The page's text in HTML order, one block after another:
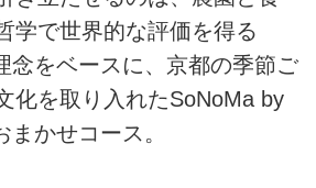
学で世界的な評価を得る
念をベースに、京都の季節ご
化を取り入れたSoNoMa by
かせコース。